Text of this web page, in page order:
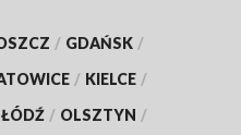
/ GDAŃSK /
/ KIELCE /
ŁÓDŹ / OLSZTYN /